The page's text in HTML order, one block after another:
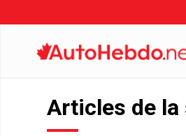
Articles de la